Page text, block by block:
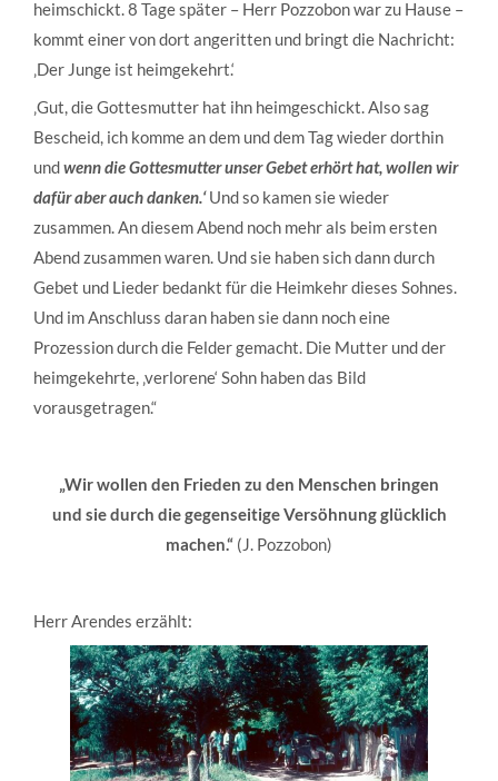
heimschickt. 8 Tage später – Herr Pozzobon war zu Hause –
kommt einer von dort angeritten und bringt die Nachricht:
‚Der Junge ist heimgekehrt.‘
‚Gut, die Gottesmutter hat ihn heimgeschickt. Also sag
Bescheid, ich komme an dem und dem Tag wieder dorthin
undwenn die Gottesmutter unser Gebet erhört hat, wollen wir
dafür aber auch danken.‘Und so kamen sie wieder
zusammen. An diesem Abend noch mehr als beim ersten
Abend zusammen waren. Und sie haben sich dann durch
Gebet und Lieder bedankt für die Heimkehr dieses Sohnes.
Und im Anschluss daran haben sie dann noch eine
Prozession durch die Felder gemacht. Die Mutter und der
heimgekehrte, ‚verlorene‘ Sohn haben das Bild
vorausgetragen.“
„Wir wollen den Frieden zu den Menschen bringen
und sie durch die gegenseitige Ver­söhnung glücklich
machen.“ (J. Pozzobon)
Herr Arendes erzählt: